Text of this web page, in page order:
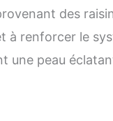
des
renforcer le
une peau